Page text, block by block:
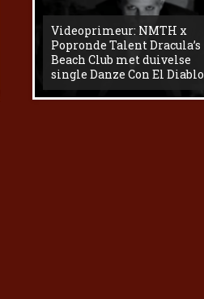
Videoprimeur: NMTH x
Popronde Talent Dracula’s
Beach Club met duivelse
single Danze Con El Diablo